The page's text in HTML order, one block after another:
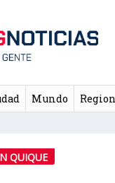
Mundo
QUIQUE